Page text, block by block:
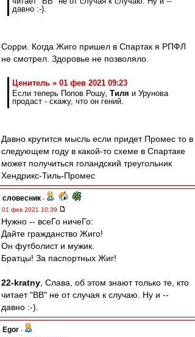
давно :-).
Сорри. Когда Жиго пришел в Спартак я РПФЛ
не смотрел. Здоровье не позволяло.
Ценитель » 01 фев 2021 09:23
Если теперь Попов Рошу, Тиля и Урунова
продаст - скажу, что он гений.
Давно крутится мысль если придет Промес то в
следующем году в какой-то схеме в Спартаке
может получиться голандский треугольник
Хендрикс-Тиль-Промес
словесник -
01 фев 2021 10:39
Нужно -- всеГо ничеГо:
Дайте гражданство Жиго!
Он футболист и мужик.
Братцы! За паспортных Жиг!
22-kratny , Слава, об этом знают только те, кто
читает "ВВ" не от случая к случаю. Ну и --
давно :-).
Egor -